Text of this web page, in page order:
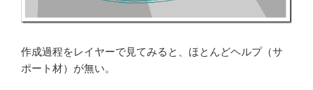
作成過程をレイヤーで見てみると、ほとんどヘルプ（サ
ポート材）が無い。